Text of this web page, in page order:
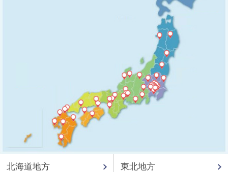
北海道地方 東北地方